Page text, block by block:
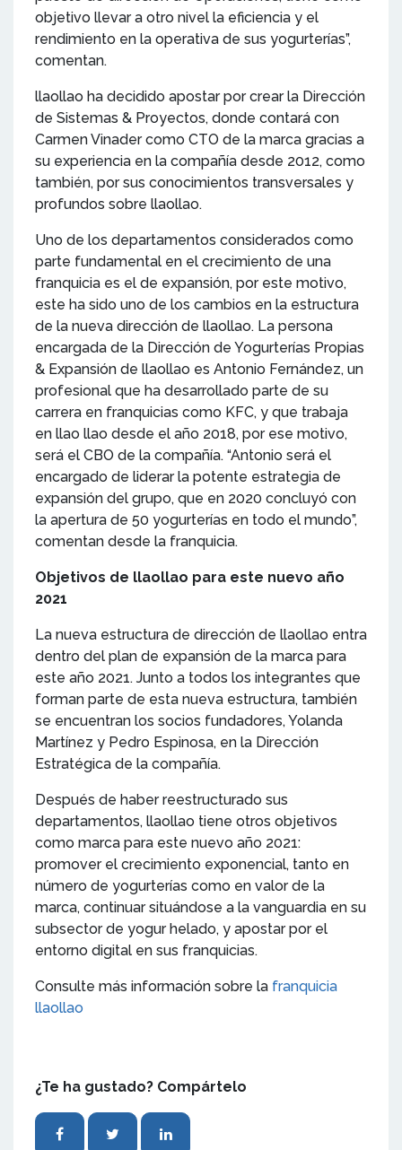
objetivo llevar a otro nivel la eficiencia y el
rendimiento en la operativa de sus yogurterías”,
comentan.
llaollao ha decidido apostar por crear la Dirección
de Sistemas & Proyectos, donde contará con
Carmen Vinader como CTO de la marca gracias a
su experiencia en la compañía desde 2012, como
también, por sus conocimientos transversales y
profundos sobre llaollao.
Uno de los departamentos considerados como
parte fundamental en el crecimiento de una
franquicia es el de expansión, por este motivo,
este ha sido uno de los cambios en la estructura
de la nueva dirección de llaollao. La persona
encargada de la Dirección de Yogurterías Propias
& Expansión de llaollao es Antonio Fernández, un
profesional que ha desarrollado parte de su
carrera en franquicias como KFC, y que trabaja
en llao llao desde el año 2018, por ese motivo,
será el CBO de la compañía. “Antonio será el
encargado de liderar la potente estrategia de
expansión del grupo, que en 2020 concluyó con
la apertura de 50 yogurterías en todo el mundo”,
comentan desde la franquicia.
Objetivos de llaollao para este nuevo año
2021
La nueva estructura de dirección de llaollao entra
dentro del plan de expansión de la marca para
este año 2021. Junto a todos los integrantes que
forman parte de esta nueva estructura, también
se encuentran los socios fundadores, Yolanda
Martínez y Pedro Espinosa, en la Dirección
Estratégica de la compañía.
Después de haber reestructurado sus
departamentos, llaollao tiene otros objetivos
como marca para este nuevo año 2021:
promover el crecimiento exponencial, tanto en
número de yogurterías como en valor de la
marca, continuar situándose a la vanguardia en su
subsector de yogur helado, y apostar por el
entorno digital en sus franquicias.
Consulte más información sobre la franquicia
llaollao
¿Te ha gustado? Compártelo